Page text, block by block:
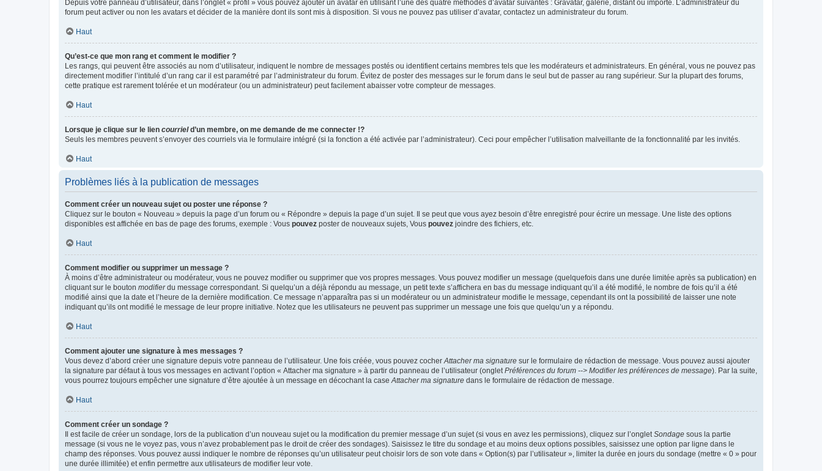
Depuis votre panneau d’utilisateur, dans l’onglet « profil » vous pouvez ajouter un avatar en utilisant l’une des quatre méthodes d’avatar suivantes : Gravatar, galerie, distant ou importé. L’administrateur du
forum peut activer ou non les avatars et décider de la manière dont ils sont mis à disposition. Si vous ne pouvez pas utiliser d’avatar, contactez un administrateur du forum.
Haut
Qu’est-ce que mon rang et comment le modifier ?
Les rangs, qui peuvent être associés au nom d’utilisateur, indiquent le nombre de messages postés ou identifient certains membres tels que les modérateurs et administrateurs. En général, vous ne pouvez pas
directement modifier l’intitulé d’un rang car il est paramétré par l’administrateur du forum. Évitez de poster des messages sur le forum dans le seul but de passer au rang supérieur. Sur la plupart des forums,
cette pratique est rarement tolérée et un modérateur (ou un administrateur) peut facilement abaisser votre compteur de messages.
Haut
Lorsque je clique sur le lien courrield’un membre, on me demande de me connecter !?
Seuls les membres peuvent s’envoyer des courriels via le formulaire intégré (si la fonction a été activée par l’administrateur). Ceci pour empêcher l’utilisation malveillante de la fonctionnalité par les invités.
Haut
Problèmes liés à la publication de messages
Comment créer un nouveau sujet ou poster une réponse ?
Cliquez sur le bouton « Nouveau » depuis la page d’un forum ou « Répondre » depuis la page d’un sujet. Il se peut que vous ayez besoin d’être enregistré pour écrire un message. Une liste des options
disponibles est affichée en bas de page des forums, exemple : Vous pouvez poster de nouveaux sujets, Vous pouvez joindre des fichiers, etc.
Haut
Comment modifier ou supprimer un message ?
À moins d’être administrateur ou modérateur, vous ne pouvez modifier ou supprimer que vos propres messages. Vous pouvez modifier un message (quelquefois dans une durée limitée après sa publication) en
cliquant sur le bouton modifierdu message correspondant. Si quelqu’un a déjà répondu au message, un petit texte s’affichera en bas du message indiquant qu’il a été modifié, le nombre de fois qu’il a été
modifié ainsi que la date et l’heure de la dernière modification. Ce message n’apparaîtra pas si un modérateur ou un administrateur modifie le message, cependant ils ont la possibilité de laisser une note
indiquant qu’ils ont modifié le message de leur propre initiative. Notez que les utilisateurs ne peuvent pas supprimer un message une fois que quelqu’un y a répondu.
Haut
Comment ajouter une signature à mes messages ?
Vous devez d’abord créer une signature depuis votre panneau de l’utilisateur. Une fois créée, vous pouvez cocher Attacher ma signature sur le formulaire de rédaction de message. Vous pouvez aussi ajouter
la signature par défaut à tous vos messages en activant l’option « Attacher ma signature » à partir du panneau de l’utilisateur (onglet Préférences du forum --> Modifier les préférences de message). Par la suite,
vous pourrez toujours empêcher une signature d’être ajoutée à un message en décochant la case Attacher ma signature dans le formulaire de rédaction de message.
Haut
Comment créer un sondage ?
Il est facile de créer un sondage, lors de la publication d’un nouveau sujet ou la modification du premier message d’un sujet (si vous en avez les permissions), cliquez sur l’onglet Sondage sous la partie
message (si vous ne le voyez pas, vous n’avez probablement pas le droit de créer des sondages). Saisissez le titre du sondage et au moins deux options possibles, saisissez une option par ligne dans le
champ des réponses. Vous pouvez aussi indiquer le nombre de réponses qu’un utilisateur peut choisir lors de son vote dans « Option(s) par l’utilisateur », limiter la durée en jours du sondage (mettre « 0 » pour
une durée illimitée) et enfin permettre aux utilisateurs de modifier leur vote.